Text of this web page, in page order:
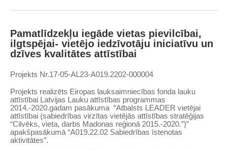
Pamatlīdzekļu iegāde vietas pievilcībai,
ilgtspējai- vietējo iedzīvotāju iniciatīvu un
dzīves kvalitātes attīstībai
Projekts Nr.17-05-AL23-A019.2202-000004
Projekts realizēts Eiropas lauksaimniecības fonda lauku
attīstībai Latvijas Lauku attīstības programmas
2014.-2020.gadam pasākuma “Atbalsts LEADER vietējai
attīstībai (sabiedrības virzītas vietējās attīstības stratēģijas
“Cilvēks, vieta, darbs Madonas reģionā 2015.-2020.”)”
apakšpasākumā “A019.22.02 Sabiedrības īstenotas
aktivitātes”.